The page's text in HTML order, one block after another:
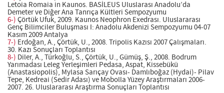
Letoia Romaia in Kaunos. BASİLEUS Uluslarası Anadolu’da
Demeter ve Diğer Ana Tanrıça Kültleri Sempozyumu
6-) Çörtük Ufuk, 2009. Kaunos Neophron Exedrası. Uluslararası
Genç Bilimciler Buluşması I: Anadolu Akdenizi Sempozyumu 04-07
Kasım 2009 Antalya
7-) Erdoğan, A., Çörtük, U., 2008. Tripolis Kazısı 2007 Çalışmaları.
30. Kazı Sonuçları Toplantısı
8-) Diler, A., Türkoğlu, S., Çörtük, U., Gümüş, Ş., 2008. Bodrum
Yarımadası Leleg Yerleşimleri Pedasa, Aspat, Kissebükü
(Anastasiopolis), Mylasa Sarıçay Ovası- Damlıboğaz (Hydai)- Pilav
Tepe, Kedreai (Sedir Adası) ve Mobolla Yüzey Araştırmaları 2006-
2007. 26. Uluslararası Araştırma Sonuçları Toplantısı